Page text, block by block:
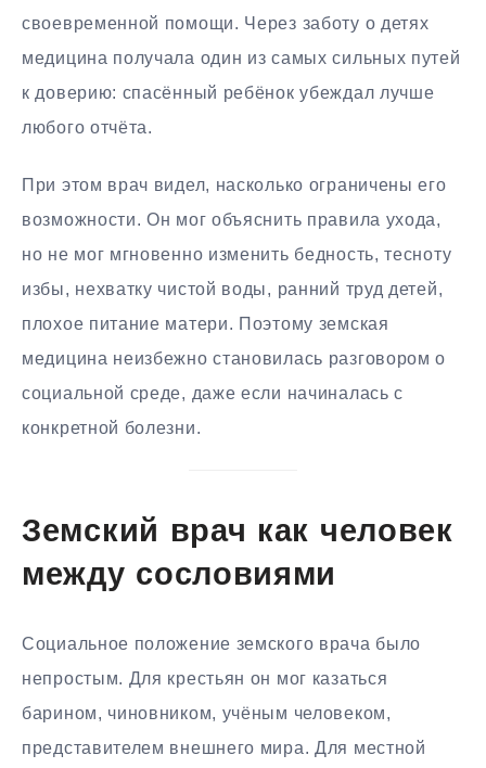
своевременной помощи. Через заботу о детях
медицина получала один из самых сильных путей
к доверию: спасённый ребёнок убеждал лучше
любого отчёта.
При этом врач видел, насколько ограничены его
возможности. Он мог объяснить правила ухода,
но не мог мгновенно изменить бедность, тесноту
избы, нехватку чистой воды, ранний труд детей,
плохое питание матери. Поэтому земская
медицина неизбежно становилась разговором о
социальной среде, даже если начиналась с
конкретной болезни.
Земский врач как человек
между сословиями
Социальное положение земского врача было
непростым. Для крестьян он мог казаться
барином, чиновником, учёным человеком,
представителем внешнего мира. Для местной